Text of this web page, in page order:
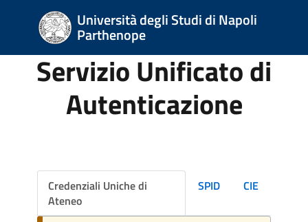
Università degli Studi di Napoli
Parthenope
Servizio Unificato di
Autenticazione
Credenziali Uniche di
Ateneo
SPID CIE